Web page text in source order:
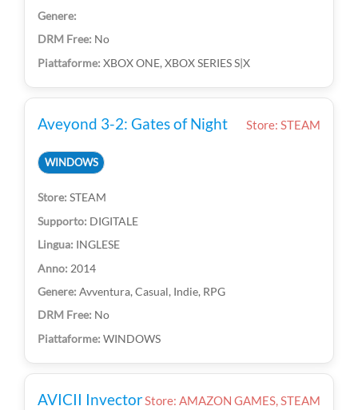
No
XBOX ONE, XBOX SERIES S|X
Aveyond 3-2: Gates of Night Store: STEAM
WINDOWS
STEAM
DIGITALE
INGLESE
2014
Avventura, Casual, Indie, RPG
No
WINDOWS
AVICII InvectorStore: AMAZON GAMES, STEAM